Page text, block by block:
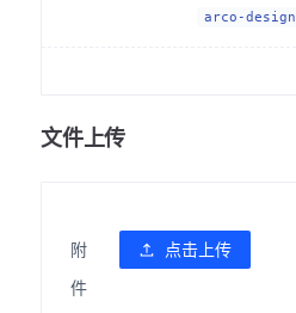
arco-design
文件上传
附
件
点击上传